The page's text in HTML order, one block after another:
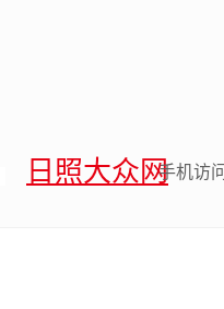
日照大众网手机访问